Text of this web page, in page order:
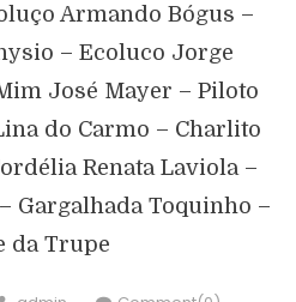
Armando Bógus –
– Ecoluco Jorge
José Mayer – Piloto
do Carmo – Charlito
Renata Laviola –
Gargalhada Toquinho –
da Trupe